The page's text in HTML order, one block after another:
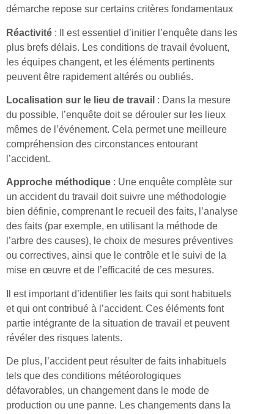
démarche repose sur certains critères fondamentaux
Réactivité : Il est essentiel d’initier l’enquête dans les
plus brefs délais. Les conditions de travail évoluent,
les équipes changent, et les éléments pertinents
peuvent être rapidement altérés ou oubliés.
Localisation sur le lieu de travail : Dans la mesure
du possible, l’enquête doit se dérouler sur les lieux
mêmes de l’événement. Cela permet une meilleure
compréhension des circonstances entourant
l’accident.
Approche méthodique : Une enquête complète sur
un accident du travail doit suivre une méthodologie
bien définie, comprenant le recueil des faits, l’analyse
des faits (par exemple, en utilisant la méthode de
l’arbre des causes), le choix de mesures préventives
ou correctives, ainsi que le contrôle et le suivi de la
mise en œuvre et de l’efficacité de ces mesures.
Il est important d’identifier les faits qui sont habituels
et qui ont contribué à l’accident. Ces éléments font
partie intégrante de la situation de travail et peuvent
révéler des risques latents.
De plus, l’accident peut résulter de faits inhabituels
tels que des conditions météorologiques
défavorables, un changement dans le mode de
production ou une panne. Les changements dans la